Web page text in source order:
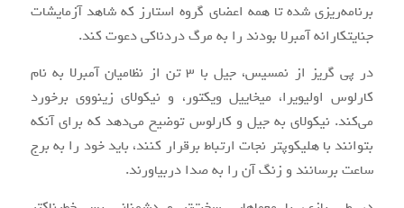
برنامه‌ریزی شده تا همه اعضای گروه استارز که شاهد آزمایشات
جنایتکارانه آمبرلا بودند را به مرگ دردناکی دعوت کند.
در پی گریز از نمسیس، جیل با ۳ تن از نظامیان آمبرلا به نام
کارلوس اولیویرا، میخاییل ویکتور، و نیکولای زینووی برخورد
می‌کند. نیکولای به جیل و کارلوس توضیح می‌دهد که برای آنکه
بتوانند با هلیکوپتر نجات ارتباط برقرار کنند، باید خود را به برج
ساعت برسانند و زنگ آن را به صدا دربیاورند.